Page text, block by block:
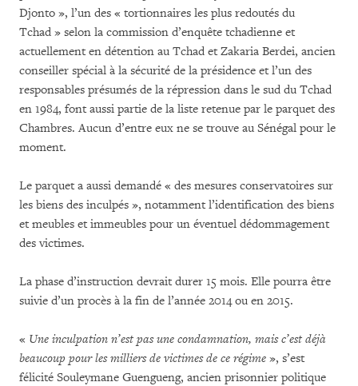
Djonto », l’un des « tortionnaires les plus redoutés du
Tchad » selon la commission d’enquête tchadienne et
actuellement en détention au Tchad et Zakaria Berdei, ancien
conseiller spécial à la sécurité de la présidence et l’un des
responsables présumés de la répression dans le sud du Tchad
en 1984, font aussi partie de la liste retenue par le parquet des
Chambres. Aucun d’entre eux ne se trouve au Sénégal pour le
moment.
Le parquet a aussi demandé « des mesures conservatoires sur
les biens des inculpés », notamment l’identification des biens
et meubles et immeubles pour un éventuel dédommagement
des victimes.
La phase d’instruction devrait durer 15 mois. Elle pourra être
suivie d’un procès à la fin de l’année 2014 ou en 2015.
« Une inculpation n’est pas une condamnation, mais c’est déjà
beaucoup pour les milliers de victimes de ce régime », s’est
félicité Souleymane Guengueng, ancien prisonnier politique